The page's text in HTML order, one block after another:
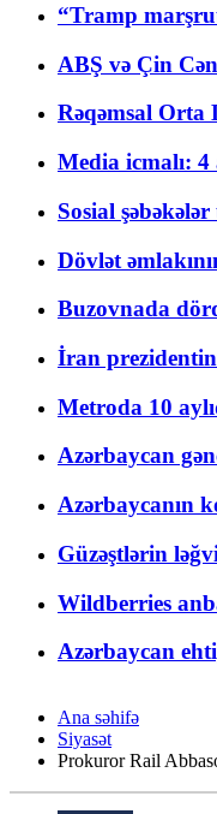
“Tramp
ABŞ və Çin
Rəqəmsal Orta
Media icmalı:
Sosial
Dövlət
Buzovnada
İran
Metroda 10
Azərbaycan
Azərbaycanın
Güzəştlərin
Wildberries
Azərbaycan
Ana səhifə
Siyasət
Prokuror Rail